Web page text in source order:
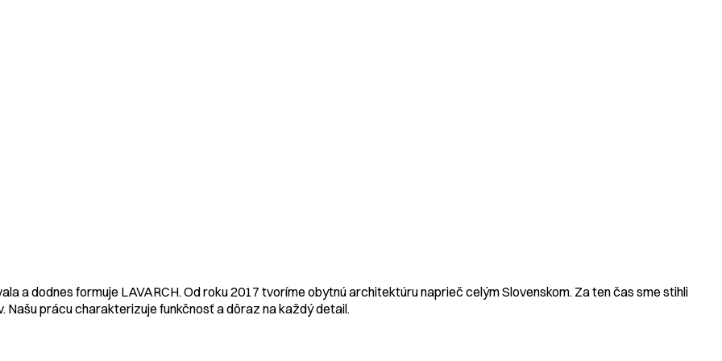
a dodnes formuje LAVARCH. Od roku 2017 tvoríme obytnú architektúru naprieč celým Slovenskom. Za ten čas sme stihli
Našu prácu charakterizuje funkčnosť a dôraz na každý detail.